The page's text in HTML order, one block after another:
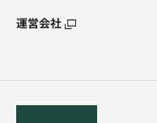
運営会社